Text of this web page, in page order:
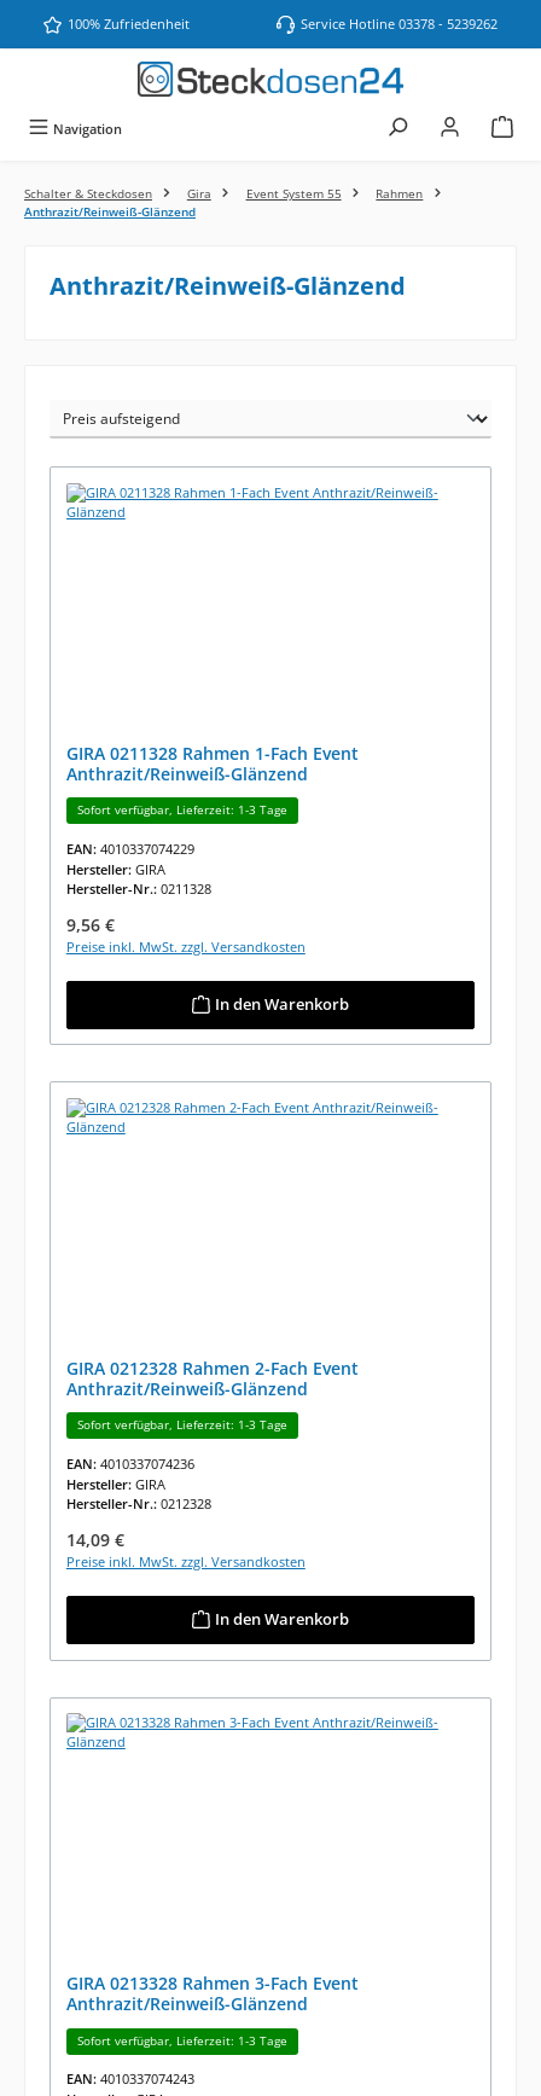
Zum Hauptinhalt springen
100% Zufriedenheit Service Hotline 03378 - 5239262
Navigation
Schalter & Steckdosen Gira Event System 55
Rahmen
Anthrazit/Reinweiß-Glänzend
Anthrazit/Reinweiß-Glänzend
GIRA 0211328 Rahmen 1-Fach Event
Anthrazit/Reinweiß-Glänzend
Sofort verfügbar, Lieferzeit: 1-3 Tage
EAN: 4010337074229
Hersteller: GIRA
Hersteller-Nr.: 0211328
Regulärer Preis:
9,56 €
Preise inkl. MwSt. zzgl. Versandkosten
In den Warenkorb
GIRA 0212328 Rahmen 2-Fach Event
Anthrazit/Reinweiß-Glänzend
Sofort verfügbar, Lieferzeit: 1-3 Tage
EAN: 4010337074236
Hersteller: GIRA
Hersteller-Nr.: 0212328
Regulärer Preis:
14,09 €
Preise inkl. MwSt. zzgl. Versandkosten
In den Warenkorb
GIRA 0213328 Rahmen 3-Fach Event
Anthrazit/Reinweiß-Glänzend
Sofort verfügbar, Lieferzeit: 1-3 Tage
EAN: 4010337074243